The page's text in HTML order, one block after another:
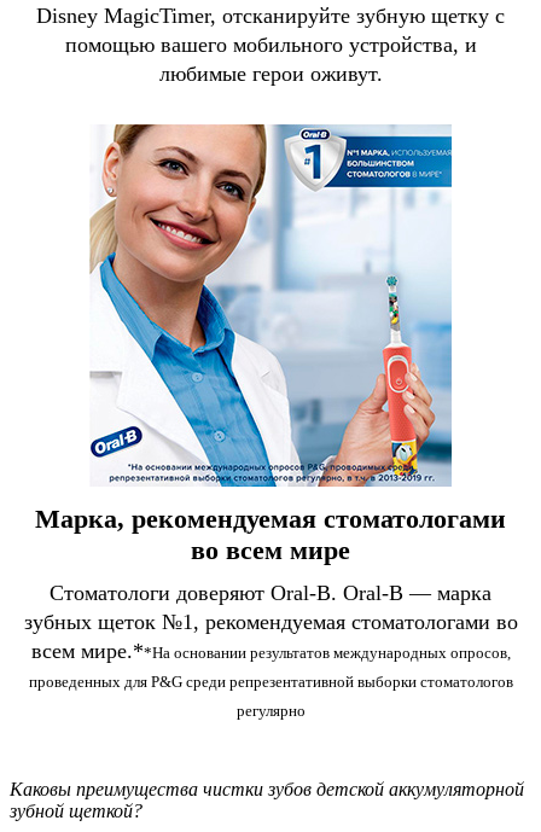
Disney MagicTimer, отсканируйте зубную щетку с
помощью вашего мобильного устройства, и
любимые герои оживут.
Марка, рекомендуемая стоматологами
во всем мире
Стоматологи доверяют Oral-B. Oral-B — марка
зубных щеток №1, рекомендуемая стоматологами во
всем мире.**На основании результатов международных опросов,
проведенных для P&G среди репрезентативной выборки стоматологов
регулярно
Каковы преимущества чистки зубов детской аккумуляторной
зубной щеткой?